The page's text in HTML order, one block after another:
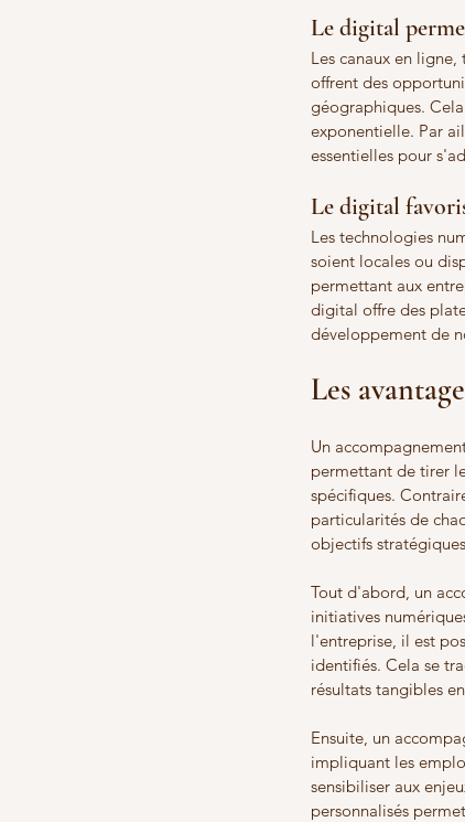
Le digital
Les canaux en
offrent des
géographiques.
exponentielle. Par
essentielles pour
Le digital
Les technologies
soient locales ou
permettant aux
digital offre des
développement de
Les
Un
permettant de tirer
spécifiques.
particularités de
objectifs
Tout d'abord, un
initiatives
l'entreprise, il est
identifiés. Cela se
résultats tangibles
Ensuite, un
impliquant les
sensibiliser aux
personnalisés